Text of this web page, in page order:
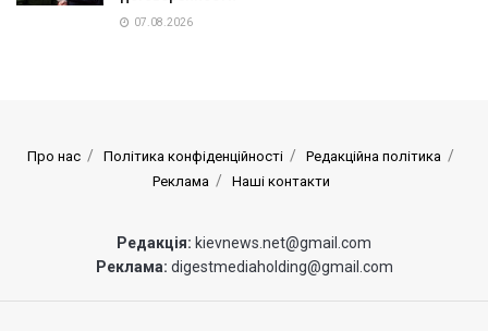
07.08.2026
Про нас Політика конфіденційності
Редакційна політика
Реклама
Наші контакти
Редакція: kievnews.net@gmail.com
Реклама: digestmediaholding@gmail.com